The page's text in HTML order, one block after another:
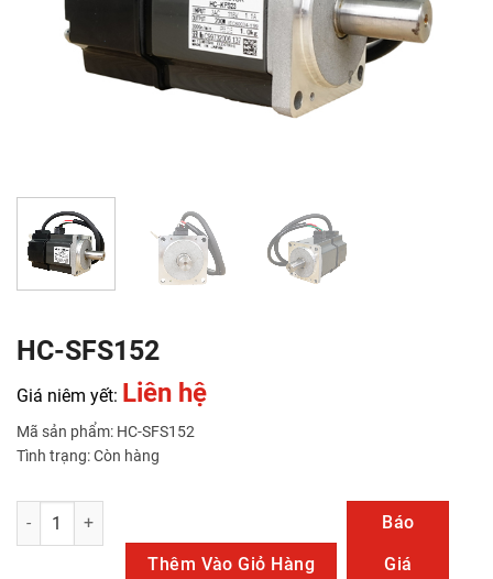
HC-SFS152
Giá niêm yết: Liên hệ
Mã sản phẩm: HC-SFS152
Tình trạng: Còn hàng
HC-SFS152 số lượng
Thêm Vào Giỏ Hàng
Báo
Giá